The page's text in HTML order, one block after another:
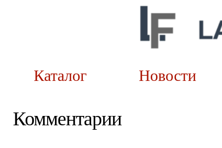
Каталог
Комментарии